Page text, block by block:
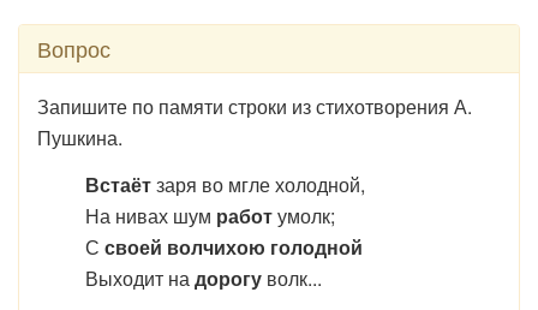
Вопрос
Запишите по памяти строки из стихотворения А.
Пушкина.
Встаётзаря во мгле холодной,
На нивах шум работумолк;
С своей волчихою голодной
Выходит надорогу волк...